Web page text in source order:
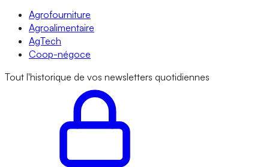
Agrofourniture
Agroalimentaire
AgTech
Coop-négoce
Tout l'historique de vos newsletters quotidiennes